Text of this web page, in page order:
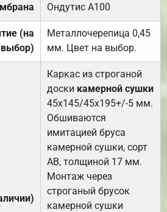
Ондутис А100
(на
выбор)
Металлочерепица 0,45
мм. Цвет на выбор.
Каркас из строганой
доски камерной сушки
45х145/45х195+/-5 мм.
Обшиваются
имитацией бруса
камерной сушки, сорт
АВ, толщиной 17 мм.
Монтаж через
строганый брусок
камерной сушки